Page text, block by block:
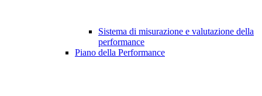
Sistema di misurazione e valutazione della
performance
Piano della Performance